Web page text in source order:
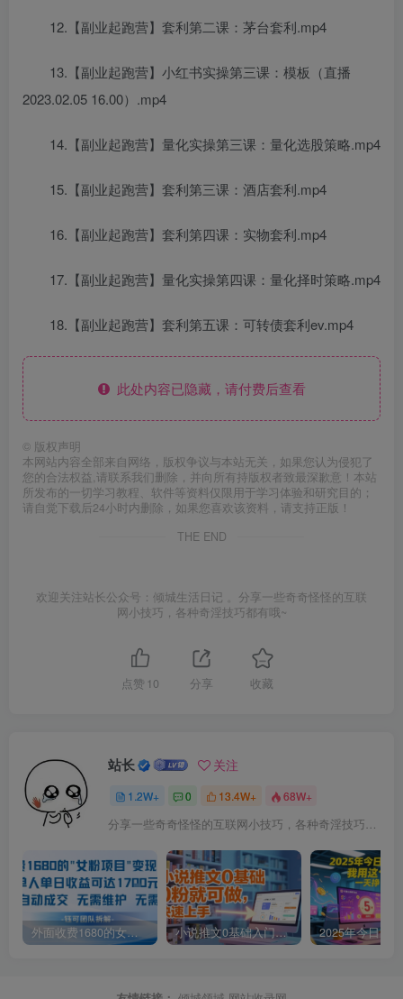
12.【副业起跑营】套利第二课：茅台套利.mp4
13.【副业起跑营】小红书实操第三课：模板（直播
2023.02.05 16.00）.mp4
14.【副业起跑营】量化实操第三课：量化选股策略.mp4
15.【副业起跑营】套利第三课：酒店套利.mp4
16.【副业起跑营】套利第四课：实物套利.mp4
17.【副业起跑营】量化实操第四课：量化择时策略.mp4
18.【副业起跑营】套利第五课：可转债套利ev.mp4
此处内容已隐藏，请付费后查看
© 版权声明
本网站内容全部来自网络，版权争议与本站无关，如果您认为侵犯了
您的合法权益,请联系我们删除，并向所有持版权者致最深歉意！本站
所发布的一切学习教程、软件等资料仅限用于学习体验和研究目的；
请自觉下载后24小时内删除，如果您喜欢该资料，请支持正版！
THE END
欢迎关注站长公众号：倾城生活日记 。分享一些奇奇怪怪的互联
网小技巧，各种奇淫技巧都有哦~
点赞 10 分享 收藏
站长 关注
1.2W+ 0 13.4W+ 68W+
外面收费1680的女粉项目变现，单人单日收益可达1.7k，全自动成交无需维护 小说推文0基础入门教程，0粉就可做，快速上手